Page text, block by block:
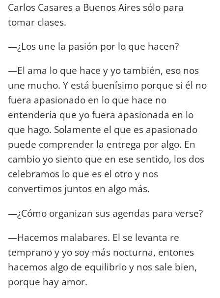
Carlos Casares a Buenos Aires sólo para
tomar clases.
—¿Los une la pasión por lo que hacen?
—El ama lo que hace y yo también, eso nos
une mucho. Y está buenísimo porque si él no
fuera apasionado en lo que hace no
entendería que yo fuera apasionada en lo
que hago. Solamente el que es apasionado
puede comprender la entrega por algo. En
cambio yo siento que en ese sentido, los dos
celebramos lo que es el otro y nos
convertimos juntos en algo más.
—¿Cómo organizan sus agendas para verse?
—Hacemos malabares. El se levanta re
temprano y yo soy más nocturna, entones
hacemos algo de equilibrio y nos sale bien,
porque hay amor.